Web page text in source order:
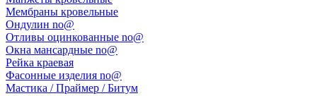
Мембраны кровельные
Ондулин no@
Отливы оцинкованные no@
Окна мансардные no@
Рейка краевая
Фасонные изделия no@
Мастика / Праймер / Битум